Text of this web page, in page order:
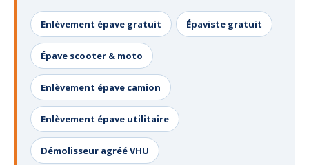
Enlèvement épave gratuit Épaviste gratuit
Épave scooter & moto
Enlèvement épave camion
Enlèvement épave utilitaire
Démolisseur agréé VHU